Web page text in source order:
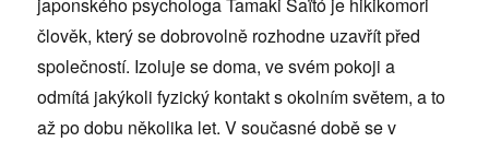
japonského psychologa Tamaki Saïtó je hikikomori
člověk, který se dobrovolně rozhodne uzavřít před
společností. Izoluje se doma, ve svém pokoji a
odmítá jakýkoli fyzický kontakt s okolním světem, a to
až po dobu několika let. V současné době se v